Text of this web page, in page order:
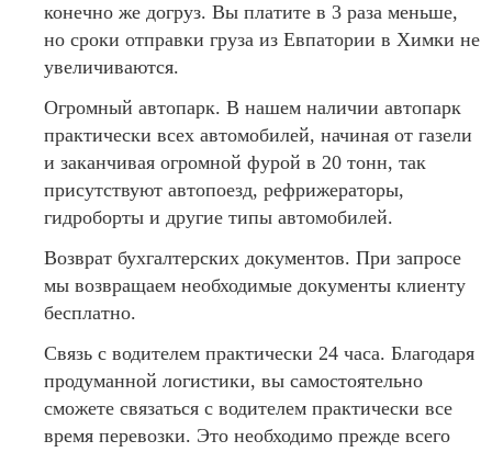
конечно же догруз. Вы платите в 3 раза меньше,
но сроки отправки груза из Евпатории в Химки не
увеличиваются.
Огромный автопарк. В нашем наличии автопарк
практически всех автомобилей, начиная от газели
и заканчивая огромной фурой в 20 тонн, так
присутствуют автопоезд, рефрижераторы,
гидроборты и другие типы автомобилей.
Возврат бухгалтерских документов. При запросе
мы возвращаем необходимые документы клиенту
бесплатно.
Связь с водителем практически 24 часа. Благодаря
продуманной логистики, вы самостоятельно
сможете связаться с водителем практически все
время перевозки. Это необходимо прежде всего